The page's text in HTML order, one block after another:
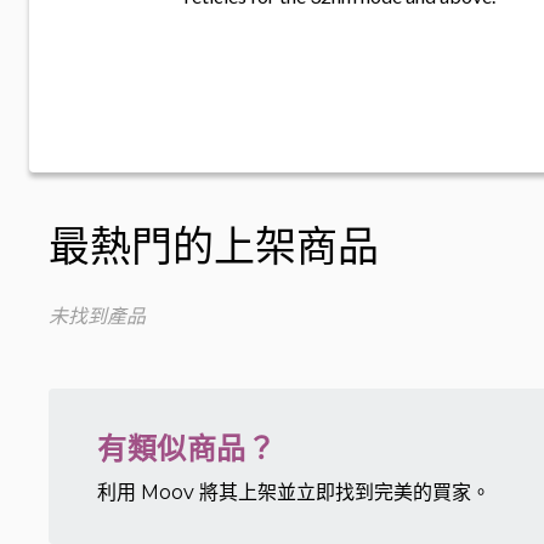
最熱門的上架商品
未找到產品
有類似商品？
利用 Moov 將其上架並立即找到完美的買家。